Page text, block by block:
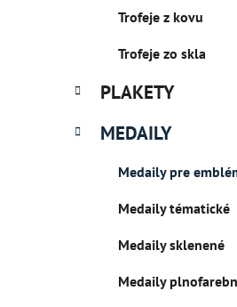
Trofeje z kovu
Trofeje zo skla
PLAKETY
MEDAILY
Medaily pre
Medaily tématické
Medaily sklenené
Medaily